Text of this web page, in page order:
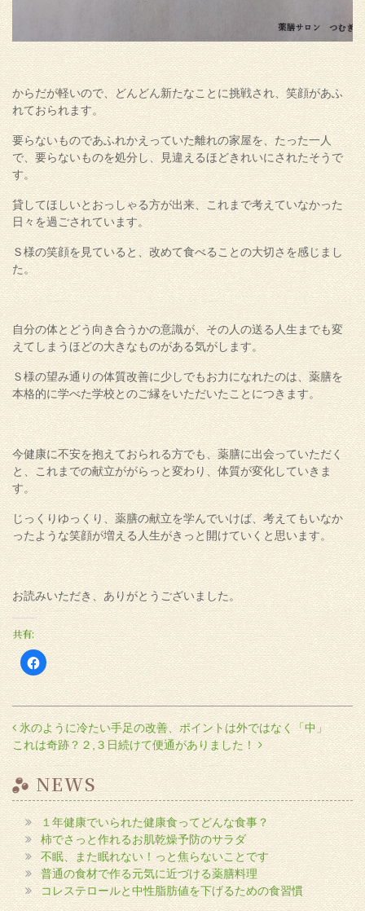
からだが軽いので、どんどん新たなことに挑戦され、笑顔があふ
れておられます。
要らないものであふれかえっていた離れの家屋を、たった一人
で、要らないものを処分し、見違えるほどきれいにされたそうで
す。
貸してほしいとおっしゃる方が出来、これまで考えていなかった
日々を過ごされています。
Ｓ様の笑顔を見ていると、改めて食べることの大切さを感じまし
た。
自分の体とどう向き合うかの意識が、その人の送る人生までも変
えてしまうほどの大きなものがある気がします。
Ｓ様の望み通りの体質改善に少しでもお力になれたのは、薬膳を
本格的に学べた学校とのご縁をいただいたことにつきます。
今健康に不安を抱えておられる方でも、薬膳に出会っていただく
と、これまでの献立ががらっと変わり、体質が変化していきま
す。
じっくりゆっくり、薬膳の献立を学んでいけば、考えてもいなか
ったような笑顔が増える人生がきっと開けていくと思います。
お読みいただき、ありがとうございました。
共有:
Facebook
で
共
有
す
る
に
は
ク
リ
ッ
ク
し
て
く
だ
さ
い
(新
し
い
ウ
ィ
ン
ド
ウ
投稿ナビゲーション
氷のように冷たい手足の改善、ポイントは外ではなく「中」
これは奇跡？２,３日続けて便通がありました！
NEWS
１年健康でいられた健康食ってどんな食事？
柿でさっと作れるお肌乾燥予防のサラダ
不眠、また眠れない！っと焦らないことです
普通の食材で作る元気に近づける薬膳料理
コレステロールと中性脂肪値を下げるための食習慣